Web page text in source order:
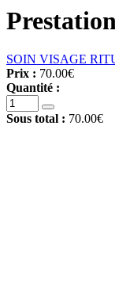
SOIN VISAGE
Prix : 70.00€
Quantité :
Sous total : 70.00€